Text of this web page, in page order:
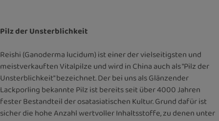
Pilz der Unsterblichkeit
Reishi (Ganoderma lucidum) ist einer der vielseitigsten und
meistverkauften Vitalpilze und wird in China auch als "Pilz der
Unsterblichkeit" bezeichnet. Der bei uns als Glänzender
Lackporling bekannte Pilz ist bereits seit über 4000 Jahren
fester Bestandteil der osatasiatischen Kultur. Grund dafür ist
sicher die hohe Anzahl wertvoller Inhaltsstoffe, zu denen unter